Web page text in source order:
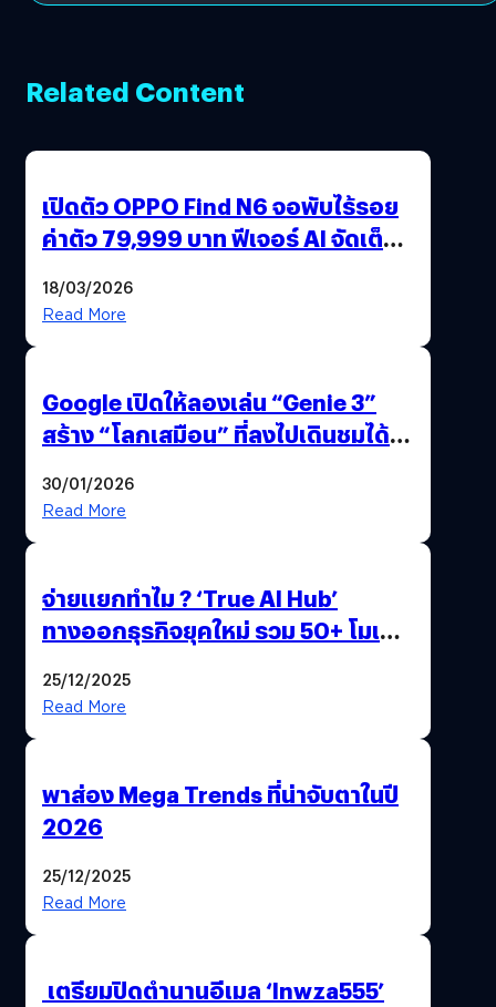
Related Content
เปิดตัว OPPO Find N6 จอพับไร้รอย
ค่าตัว 79,999 บาท ฟีเจอร์ AI จัดเต็ม
18/03/2026
Read More
Google เปิดให้ลองเล่น “Genie 3”
สร้าง “โลกเสมือน” ที่ลงไปเดินชมได้
30/01/2026
Read More
จ่ายแยกทำไม ? ‘True AI Hub’
ทางออกธุรกิจยุคใหม่ รวม 50+ โมเดล
25/12/2025
Read More
พาส่อง Mega Trends ที่น่าจับตาในปี
2026
25/12/2025
Read More
เตรียมปิดตำนานอีเมล ‘lnwza555’